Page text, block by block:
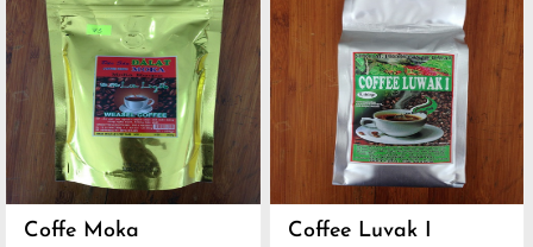
Coffe Moka Coffee Luvak I